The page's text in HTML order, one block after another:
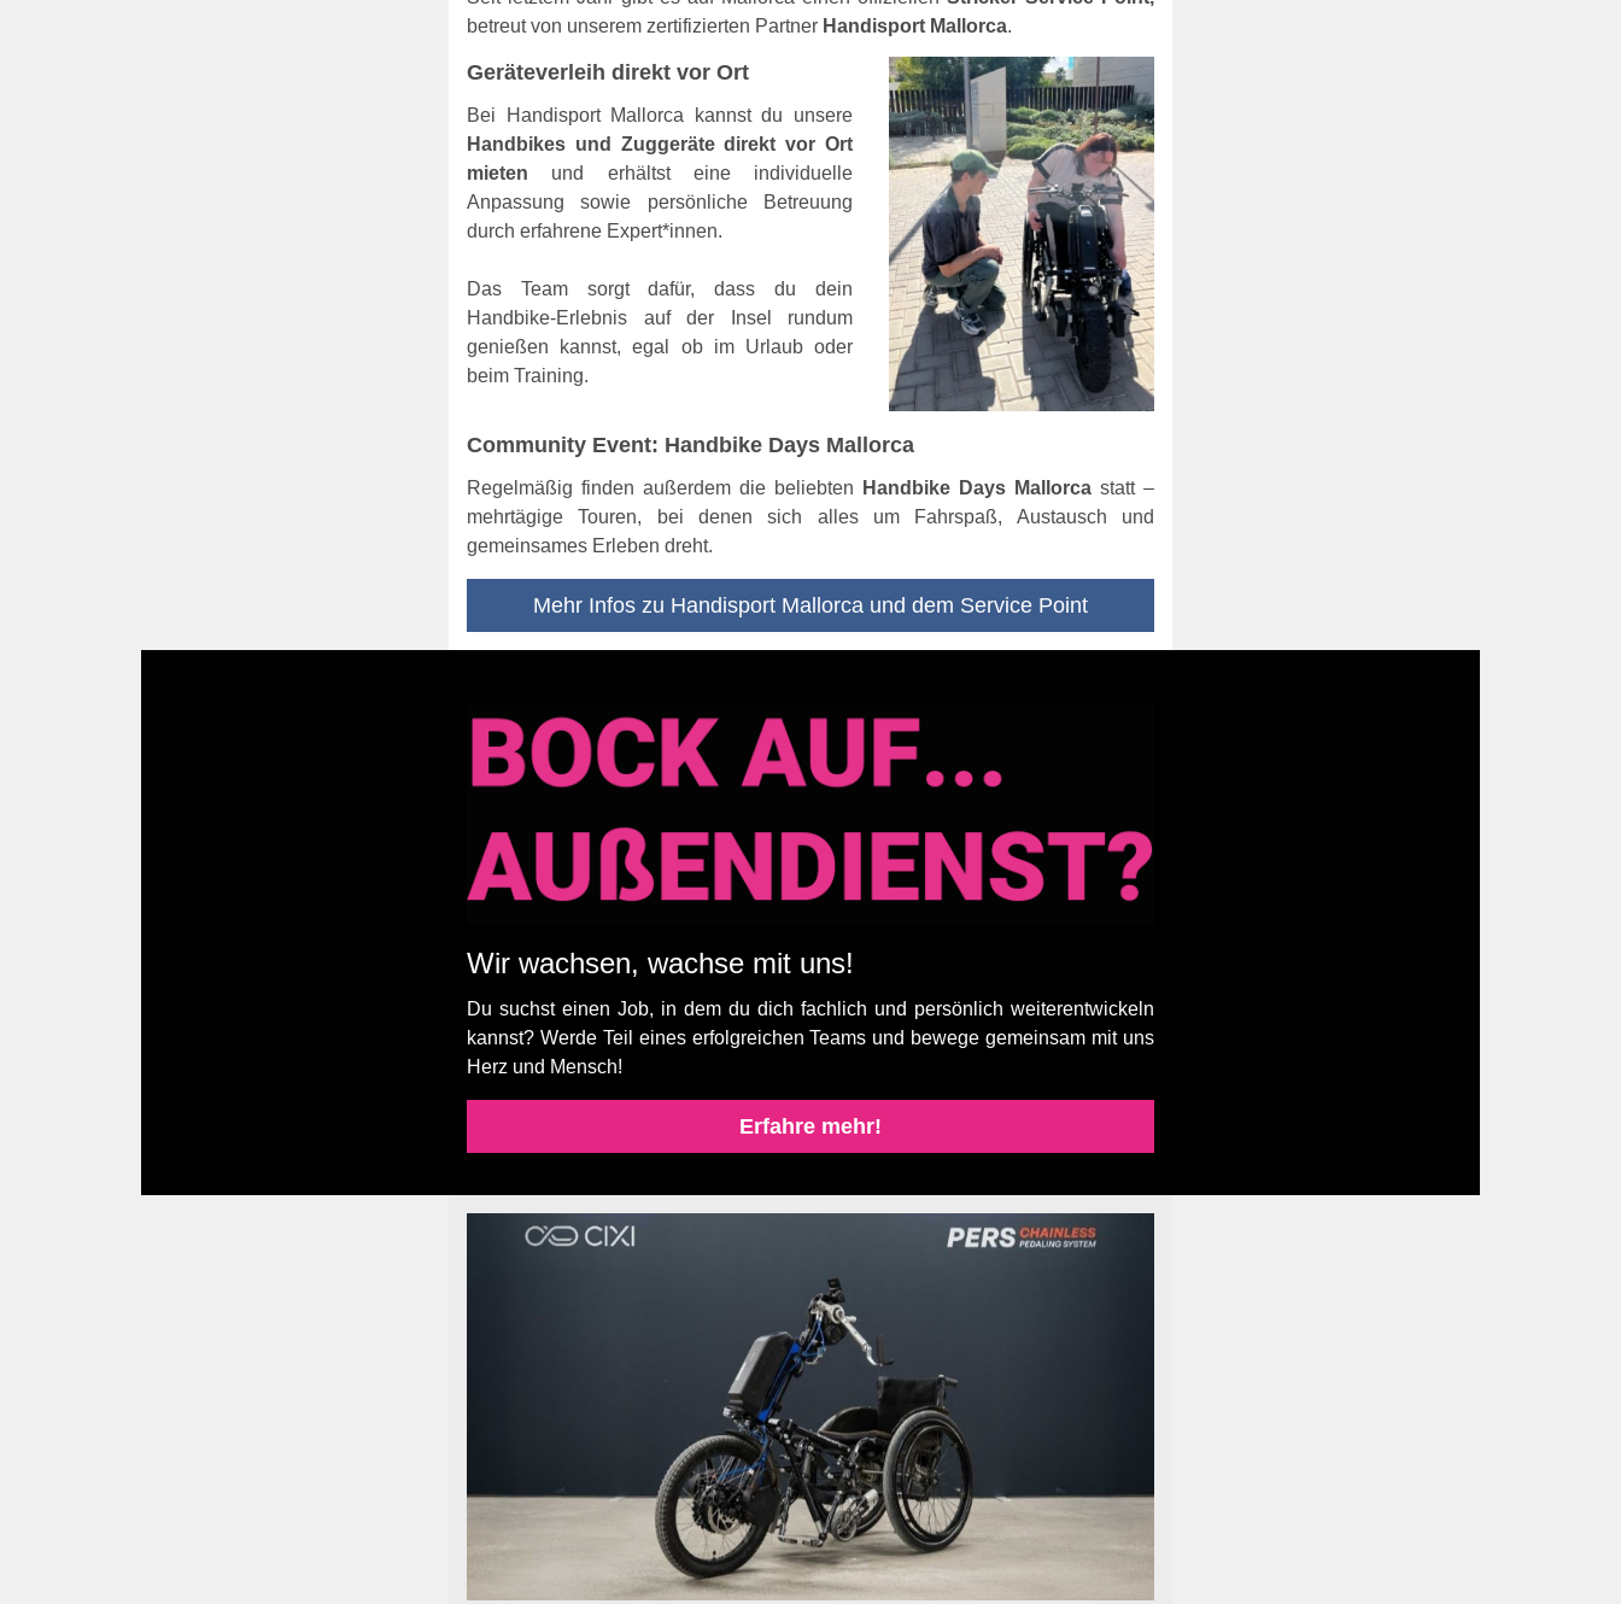
betreut von unserem zertifizierten Partner Handisport Mallorca.
Geräteverleih direkt vor Ort
Bei Handisport Mallorca kannst du unsere
Handbikes und Zuggeräte direkt vor Ort
mieten und erhältst eine individuelle
Anpassung sowie persönliche Betreuung
durch erfahrene Expert*innen.
Das Team sorgt dafür, dass du dein
Handbike-Erlebnis auf der Insel rundum
genießen kannst, egal ob im Urlaub oder
beim Training.
Community Event: Handbike Days Mallorca
Regelmäßig finden außerdem die beliebten Handbike Days Mallorca statt –
mehrtägige Touren, bei denen sich alles um Fahrspaß, Austausch und
gemeinsames Erleben dreht.
Mehr Infos zu Handisport Mallorca und dem Service Point
Wir wachsen, wachse mit uns!
Du suchst einen Job, in dem du dich fachlich und persönlich weiterentwickeln
kannst? Werde Teil eines erfolgreichen Teams und bewege gemeinsam mit uns
Herz und Mensch!
Erfahre mehr!